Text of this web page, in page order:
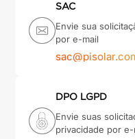
SAC
Envie sua
por e-mail
DPO LGPD
Envie suas
privacidade por e-